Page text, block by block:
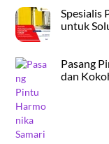
Spesialis
untuk
Pasang
dan